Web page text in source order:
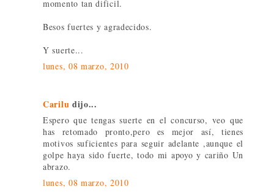
momento tan dificil.
Besos fuertes y agradecidos.
Y suerte...
lunes, 08 marzo, 2010
Carilu dijo...
Espero que tengas suerte en el concurso, veo que
has retomado pronto,pero es mejor así, tienes
motivos suficientes para seguir adelante ,aunque el
golpe haya sido fuerte, todo mi apoyo y cariño Un
abrazo.
lunes, 08 marzo, 2010